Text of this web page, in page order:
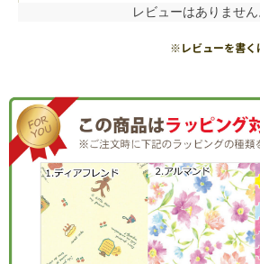
レビューはありません
※レビューを書く